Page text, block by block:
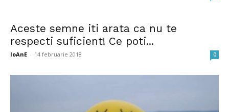
Aceste semne iti arata ca nu te
respecti suficient! Ce poti...
IoAnE - 14 februarie 2018 0